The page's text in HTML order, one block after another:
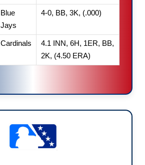
Blue
Jays
4-0, BB, 3K, (.000)
Cardinals
4.1 INN, 6H, 1ER, BB,
2K, (4.50 ERA)